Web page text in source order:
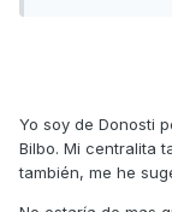
Yo soy de Donosti
Bilbo. Mi centralita
también, me he